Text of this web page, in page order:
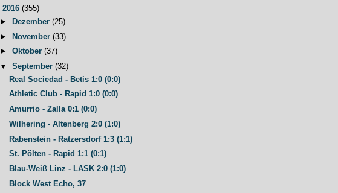
2016 (355)
►
Dezember (25)
► November (33)
► Oktober (37)
▼ September (32)
Real Sociedad - Betis 1:0 (0:0)
Athletic Club - Rapid 1:0 (0:0)
Amurrio - Zalla 0:1 (0:0)
Wilhering - Altenberg 2:0 (1:0)
Rabenstein - Ratzersdorf 1:3 (1:1)
St. Pölten - Rapid 1:1 (0:1)
Blau-Weiß Linz - LASK 2:0 (1:0)
Block West Echo, 37